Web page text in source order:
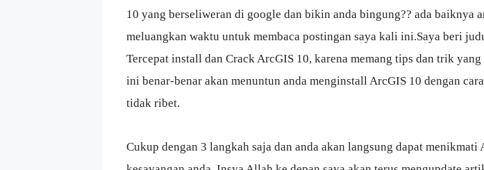
10 yang berseliweran di google dan bikin anda bingung?? ada baiknya
meluangkan waktu untuk membaca postingan saya kali ini.Saya beri
Tercepat install dan Crack ArcGIS 10, karena memang tips dan trik yang
ini benar-benar akan menuntun anda menginstall ArcGIS 10 dengan
tidak ribet.
Cukup dengan 3 langkah saja dan anda akan langsung dapat menikmati